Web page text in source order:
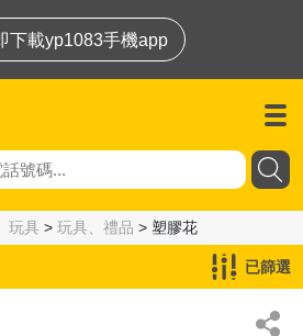
下載yp1083手機app
玩具 > 玩具、禮品 > 塑膠花
已篩選